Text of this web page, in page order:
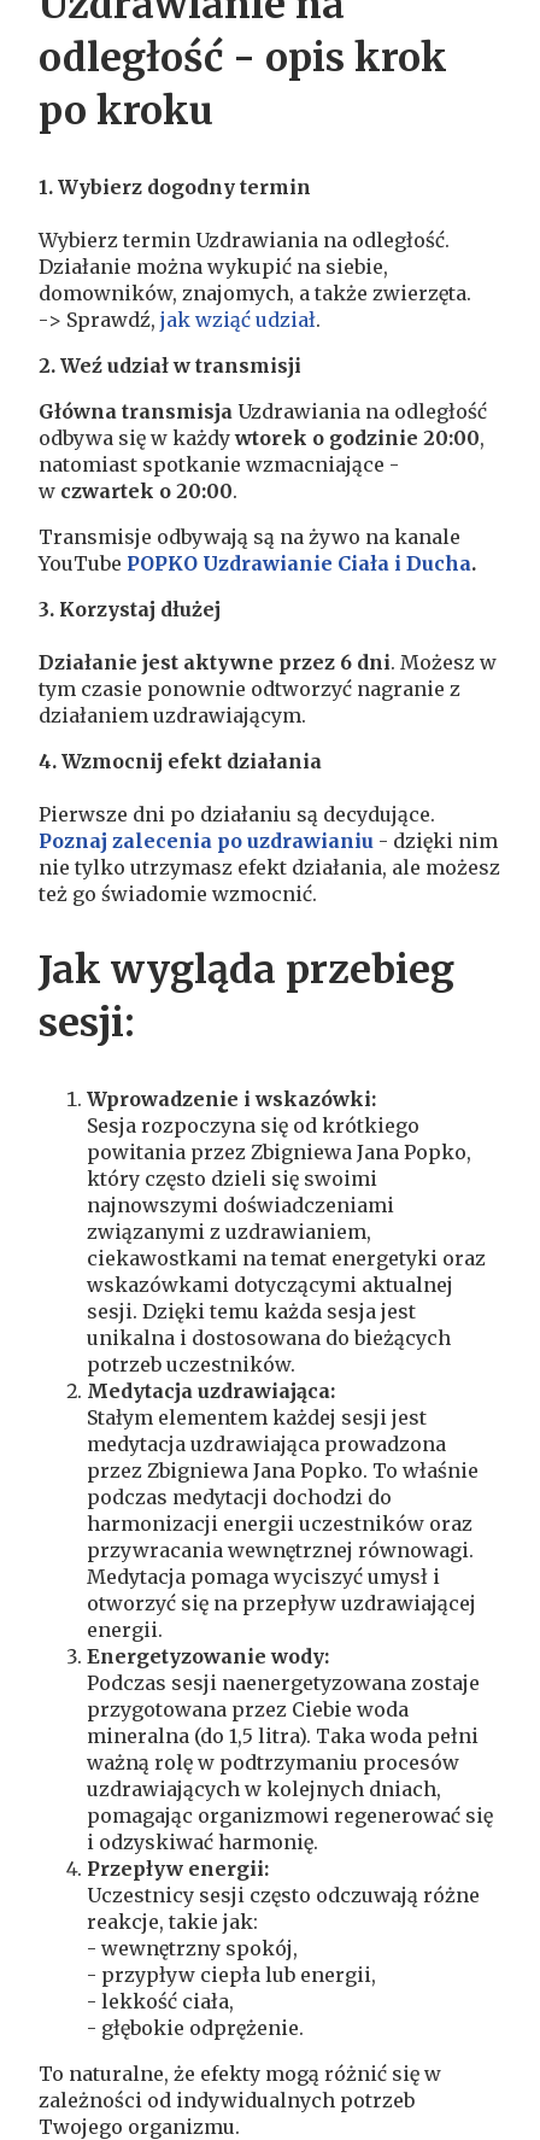
odległość - opis krok
po kroku
1. Wybierz dogodny termin
Wybierz termin Uzdrawiania na odległość.
Działanie można wykupić na siebie,
domowników, znajomych, a także zwierzęta.
-> Sprawdź, jak wziąć udział.
2. Weź udział w transmisji
Główna transmisja Uzdrawiania na odległość
odbywa się w każdy wtorek o godzinie 20:00,
natomiast spotkanie wzmacniające -
w czwartek o 20:00.
Transmisje odbywają są na żywo na kanale
YouTube POPKO Uzdrawianie Ciała i Ducha.
3. Korzystaj dłużej
Działanie jest aktywne przez 6 dni. Możesz w
tym czasie ponownie odtworzyć nagranie z
działaniem uzdrawiającym.
4. Wzmocnij efekt działania
Pierwsze dni po działaniu są decydujące.
Poznaj zalecenia po uzdrawianiu - dzięki nim
nie tylko utrzymasz efekt działania, ale możesz
też go świadomie wzmocnić.
Jak wygląda przebieg
sesji:
Wprowadzenie i wskazówki:
Sesja rozpoczyna się od krótkiego
powitania przez Zbigniewa Jana Popko,
który często dzieli się swoimi
najnowszymi doświadczeniami
związanymi z uzdrawianiem,
ciekawostkami na temat energetyki oraz
wskazówkami dotyczącymi aktualnej
sesji. Dzięki temu każda sesja jest
unikalna i dostosowana do bieżących
potrzeb uczestników.
Medytacja uzdrawiająca:
Stałym elementem każdej sesji jest
medytacja uzdrawiająca prowadzona
przez Zbigniewa Jana Popko. To właśnie
podczas medytacji dochodzi do
harmonizacji energii uczestników oraz
przywracania wewnętrznej równowagi.
Medytacja pomaga wyciszyć umysł i
otworzyć się na przepływ uzdrawiającej
energii.
Energetyzowanie wody:
Podczas sesji naenergetyzowana zostaje
przygotowana przez Ciebie woda
mineralna (do 1,5 litra). Taka woda pełni
ważną rolę w podtrzymaniu procesów
uzdrawiających w kolejnych dniach,
pomagając organizmowi regenerować się
i odzyskiwać harmonię.
Przepływ energii:
Uczestnicy sesji często odczuwają różne
reakcje, takie jak:
- wewnętrzny spokój,
- przypływ ciepła lub energii,
- lekkość ciała,
- głębokie odprężenie.
To naturalne, że efekty mogą różnić się w
zależności od indywidualnych potrzeb
Twojego organizmu.